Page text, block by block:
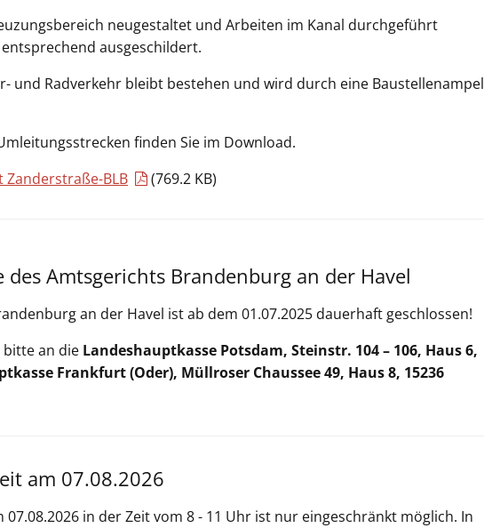
neugestaltet und Arbeiten im Kanal durchgeführt
ausgeschildert.
und Radverkehr bleibt bestehen und wird durch eine Baustellenampel
finden Sie im Download.
BLB
(769.2 KB)
Amtsgerichts Brandenburg an der Havel
an der Havel ist ab dem 01.07.2025 dauerhaft geschlossen!
bitte an die Landeshauptkasse Potsdam, Steinstr. 104 – 106, Haus 6,
Frankfurt (Oder), Müllroser Chaussee 49, Haus 8, 15236
am 07.08.2026
in der Zeit vom 8 - 11 Uhr ist nur eingeschränkt möglich. In